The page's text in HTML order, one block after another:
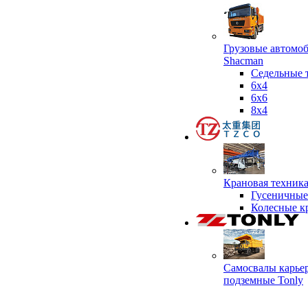
Грузовые
Shacman
Седельные
6х4
6x6
8x4
Крановая
Колесные
Самосвалы
подземные Tonly